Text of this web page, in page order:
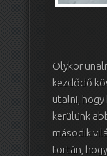
Olykor
kezdődő
utalni, hogy
kerülünk
második
tortán, hogy